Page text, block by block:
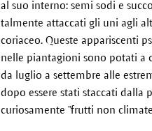
al suo interno: semi sodi e
talmente attaccati gli uni agli
coriaceo. Queste appariscenti
nelle piantagioni sono potati a
da luglio a settembre alle
dopo essere stati staccati
curiosamente "frutti non